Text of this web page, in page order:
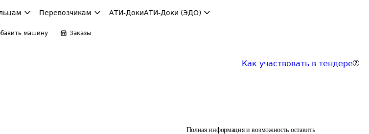
Перевозчикам АТИ-ДокиАТИ-Доки (ЭДО)
машину Заказы
Как участвовать в тендере
Полная информация и возможность оставить